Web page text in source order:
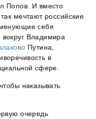
Попов. И вместо
мечтают российские
себя
Владимира
Путина,
в
сфере.
наказывать
очередь